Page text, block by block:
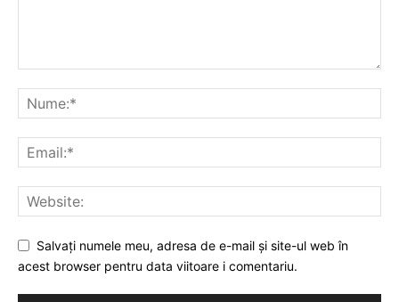
Salvați numele meu, adresa de e-mail și site-ul web în
acest browser pentru data viitoare i comentariu.